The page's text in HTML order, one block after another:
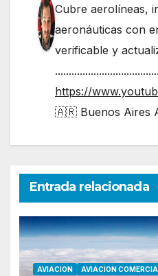
Cubre aerolíneas,
aeronáuticas con
verificable y
......................................
https://
🇦🇷 Buenos Aires
Entrada relacionada
AVIACION AVIACION